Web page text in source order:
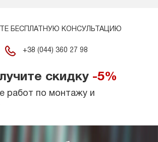
БЕСПЛАТНУЮ КОНСУЛЬТАЦИЮ
+38 (044) 360 27 98
скидку -5%
работ по монтажу и